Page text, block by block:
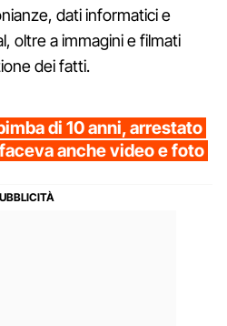
dati informatici e
oltre a immagini e filmati
dei fatti.
di 10 anni, arrestato
anche video e foto